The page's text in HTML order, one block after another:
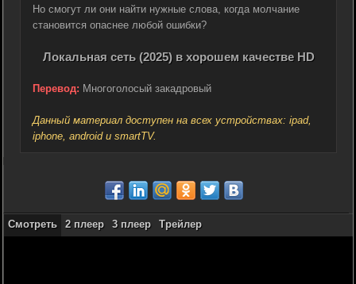
Но смогут ли они найти нужные слова, когда молчание
становится опаснее любой ошибки?
Локальная сеть (2025) в хорошем качестве HD
Перевод: Многоголосый закадровый
Данный материал доступен на всех устройствах: ipad,
iphone, android и smartTV.
Смотреть 2 плеер 3 плеер Трейлер